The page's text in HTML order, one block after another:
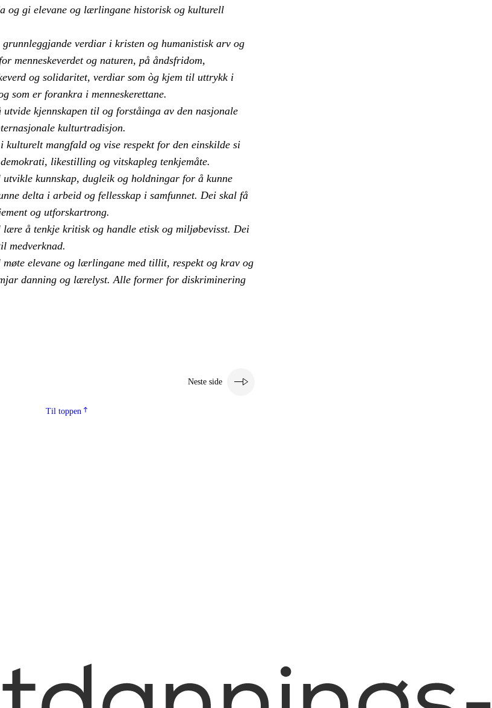
og gi elevane og lærlingane historisk og kulturell
verdiar i kristen og humanistisk arv og
menneskeverdet og naturen, på åndsfridom,
og solidaritet, verdiar som òg kjem til uttrykk i
som er forankra i menneskerettane.
kjennskapen til og forståinga av den nasjonale
kulturtradisjon.
mangfald og vise respekt for den einskilde si
likestilling og vitskapleg tenkjemåte.
kunnskap, dugleik og holdningar for å kunne
delta i arbeid og fellesskap i samfunnet. Dei skal få
og utforskartrong.
å tenkje kritisk og handle etisk og miljøbevisst. Dei
medverknad.
elevane og lærlingane med tillit, respekt og krav og
danning og lærelyst. Alle former for diskriminering
Neste side
Til toppen